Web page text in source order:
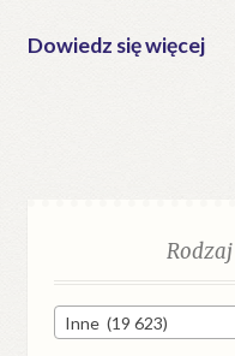
Dowiedz się więcej
Rodzaj
Inne (19 623)